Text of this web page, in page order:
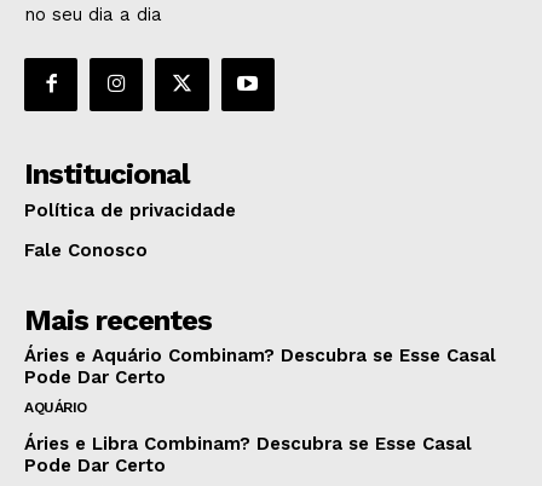
no seu dia a dia
Institucional
Política de privacidade
Fale Conosco
Mais recentes
Áries e Aquário Combinam? Descubra se Esse Casal
Pode Dar Certo
AQUÁRIO
Áries e Libra Combinam? Descubra se Esse Casal
Pode Dar Certo